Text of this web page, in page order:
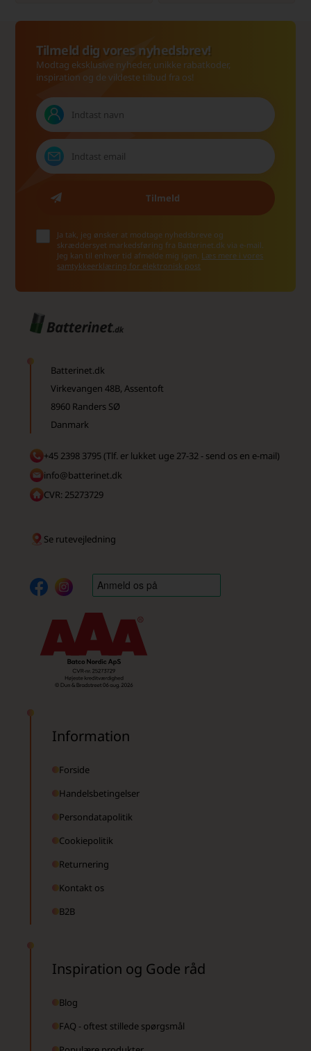
Tilmeld dig vores nyhedsbrev!
Modtag eksklusive nyheder, unikke rabatkoder,
inspiration og de vildeste tilbud fra os!
Ja tak, jeg ønsker at modtage nyhedsbreve og
skræddersyet markedsføring fra Batterinet.dk via e-mail.
Jeg kan til enhver tid afmelde mig igen. Læs mere i vores
samtykkeerklæring for elektronisk post
Batterinet.dk
Virkevangen 48B, Assentoft
8960 Randers SØ
Danmark
+45 2398 3795 (Tlf. er lukket uge 27-32 - send os en e-mail)
info@batterinet.dk
CVR: 25273729
Se rutevejledning
Information
Forside
Handelsbetingelser
Persondatapolitik
Cookiepolitik
Returnering
Kontakt os
B2B
Inspiration og Gode råd
Blog
FAQ - oftest stillede spørgsmål